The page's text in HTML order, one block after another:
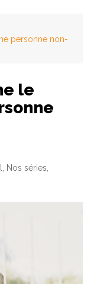
personne non-
le
Nos séries